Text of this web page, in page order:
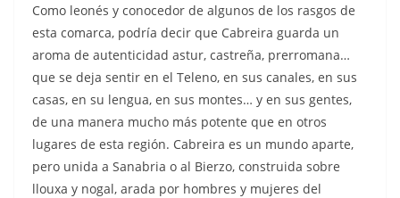
Como leonés y conocedor de algunos de los rasgos de
esta comarca, podría decir que Cabreira guarda un
aroma de autenticidad astur, castreña, prerromana…
que se deja sentir en el Teleno, en sus canales, en sus
casas, en su lengua, en sus montes… y en sus gentes,
de una manera mucho más potente que en otros
lugares de esta región. Cabreira es un mundo aparte,
pero unida a Sanabria o al Bierzo, construida sobre
llouxa y nogal, arada por hombres y mujeres del